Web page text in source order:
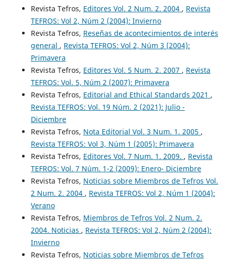
Revista Tefros, Editores Vol. 2 Num. 2. 2004 , Revista
TEFROS: Vol 2, Núm 2 (2004): Invierno
Revista Tefros, Reseñas de acontecimientos de interés
general , Revista TEFROS: Vol 2, Núm 3 (2004):
Primavera
Revista Tefros, Editores Vol. 5 Num. 2. 2007 , Revista
TEFROS: Vol. 5, Núm 2 (2007): Primavera
Revista Tefros, Editorial and Ethical Standards 2021 ,
Revista TEFROS: Vol. 19 Núm. 2 (2021): Julio -
Diciembre
Revista Tefros, Nota Editorial Vol. 3 Num. 1. 2005 ,
Revista TEFROS: Vol 3, Núm 1 (2005): Primavera
Revista Tefros, Editores Vol. 7 Num. 1. 2009. , Revista
TEFROS: Vol. 7 Núm. 1-2 (2009): Enero- Diciembre
Revista Tefros, Noticias sobre Miembros de Tefros Vol.
2 Num. 2. 2004 , Revista TEFROS: Vol 2, Núm 1 (2004):
Verano
Revista Tefros, Miembros de Tefros Vol. 2 Num. 2.
2004. Noticias , Revista TEFROS: Vol 2, Núm 2 (2004):
Invierno
Revista Tefros, Noticias sobre Miembros de Tefros